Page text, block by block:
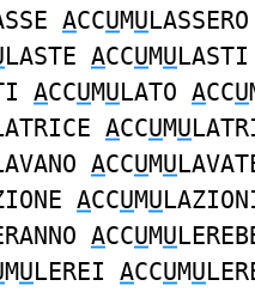
ACCUMULASSERO
LASTE ACCUMULASTI
ACCUMULATO ACCU
ACCUMU
ACCUMU
ACCUMU
ACCUMU
MULEREI ACCUMU